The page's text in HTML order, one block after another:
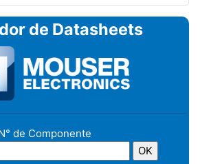
de Datasheets
de Componente